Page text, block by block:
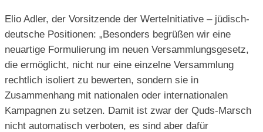
Elio Adler, der Vorsitzende der WerteInitiative – jüdisch-
deutsche Positionen: „Besonders begrüßen wir eine
neuartige Formulierung im neuen Versammlungsgesetz,
die ermöglicht, nicht nur eine einzelne Versammlung
rechtlich isoliert zu bewerten, sondern sie in
Zusammenhang mit nationalen oder internationalen
Kampagnen zu setzen. Damit ist zwar der Quds-Marsch
nicht automatisch verboten, es sind aber dafür